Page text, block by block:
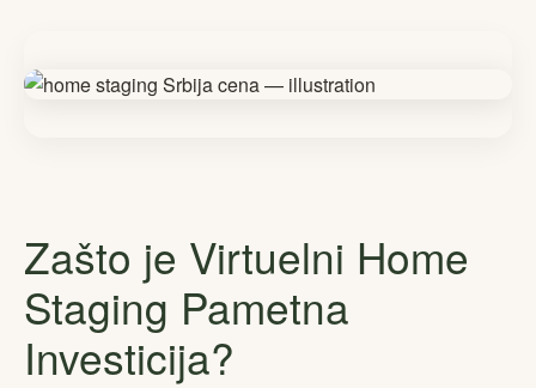
Zašto je Virtuelni Home
Staging Pametna
Investicija?